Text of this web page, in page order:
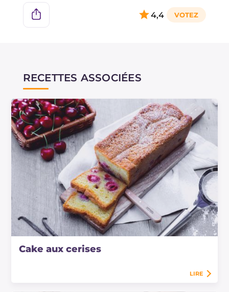
4,4
RECETTES ASSOCIÉES
Cake aux cerises
LIRE